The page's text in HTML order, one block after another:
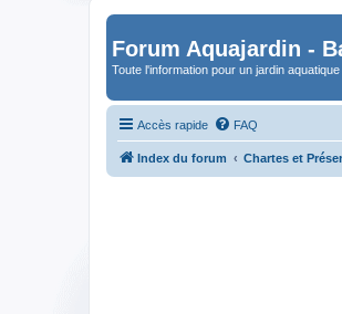
Forum Aquajardin -
Toute l'information pour un jardin
Accès rapide FAQ
Index du forum Chartes et